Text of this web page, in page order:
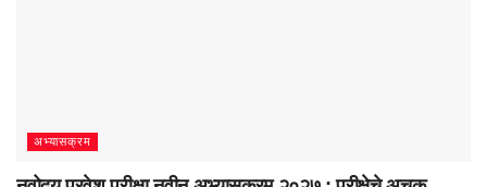
अभ्यासक्रम